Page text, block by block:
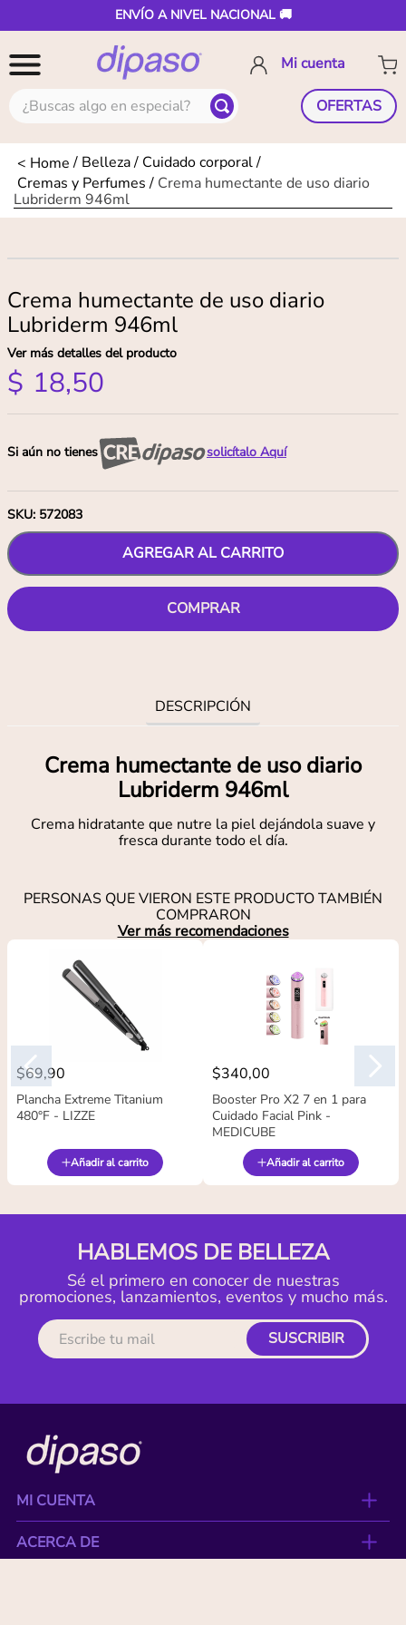
ENVÍO A NIVEL NACIONAL 🚚
¿Buscas algo en especial? OFERTAS
Belleza
Cuidado corporal
Cremas y Perfumes
Crema humectante de uso diario
Lubriderm 946ml
Crema humectante de uso diario
Lubriderm 946ml
Ver más detalles del producto
$ 18,50
Si aún no tienes solicítalo Aquí
SKU: 572083
AGREGAR AL CARRITO
COMPRAR
DESCRIPCIÓN
Crema humectante de uso diario
Lubriderm 946ml
Crema hidratante que nutre la piel dejándola suave y
fresca durante todo el día.
PERSONAS QUE VIERON ESTE PRODUCTO TAMBIÉN
COMPRARON
Ver más recomendaciones
$69,90
Plancha Extreme Titanium
480°F - LIZZE
Añadir al carrito
$340,00
Booster Pro X2 7 en 1 para
Cuidado Facial Pink -
MEDICUBE
Añadir al carrito
HABLEMOS DE BELLEZA
Sé el primero en conocer de nuestras
promociones, lanzamientos, eventos y mucho más.
SUSCRIBIR
MI CUENTA
ACERCA DE